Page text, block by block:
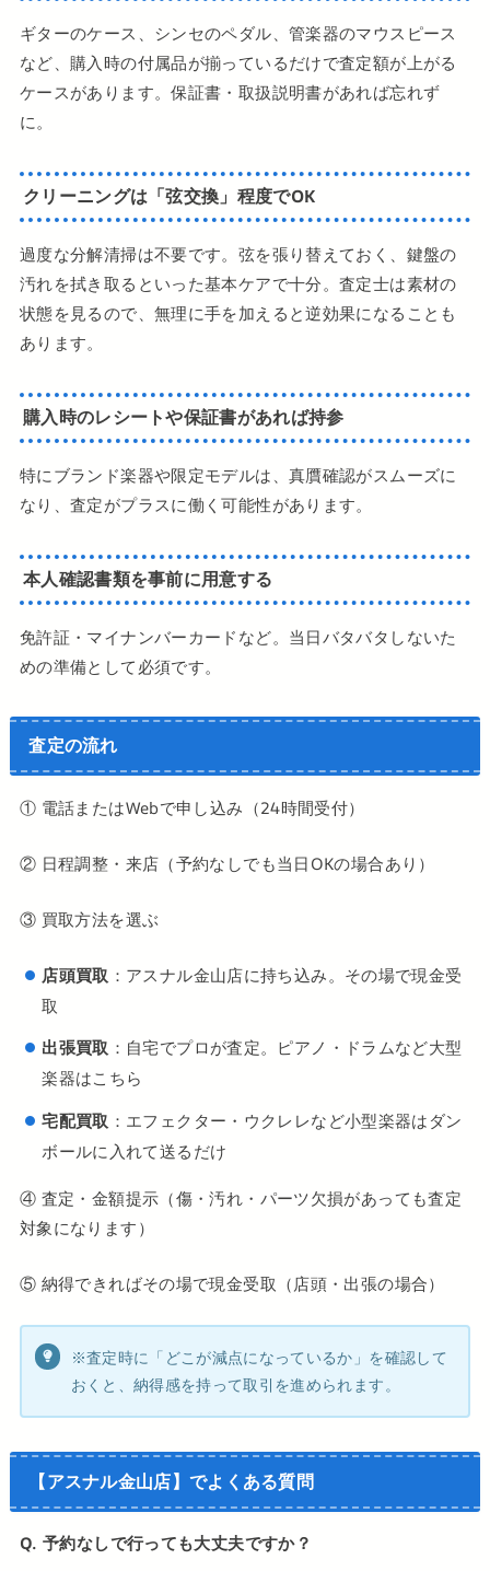
ギターのケース、シンセのペダル、管楽器のマウスピース
など、購入時の付属品が揃っているだけで査定額が上がる
ケースがあります。保証書・取扱説明書があれば忘れず
に。
クリーニングは「弦交換」程度でOK
過度な分解清掃は不要です。弦を張り替えておく、鍵盤の
汚れを拭き取るといった基本ケアで十分。査定士は素材の
状態を見るので、無理に手を加えると逆効果になることも
あります。
購入時のレシートや保証書があれば持参
特にブランド楽器や限定モデルは、真贋確認がスムーズに
なり、査定がプラスに働く可能性があります。
本人確認書類を事前に用意する
免許証・マイナンバーカードなど。当日バタバタしないた
めの準備として必須です。
査定の流れ
① 電話またはWebで申し込み（24時間受付）
② 日程調整・来店（予約なしでも当日OKの場合あり）
③ 買取方法を選ぶ
店頭買取 ：アスナル金山店に持ち込み。その場で現金受
取
出張買取：自宅でプロが査定。ピアノ・ドラムなど大型
楽器はこちら
宅配買取 ：エフェクター・ウクレレなど小型楽器はダン
ボールに入れて送るだけ
④ 査定・金額提示（傷・汚れ・パーツ欠損があっても査定
対象になります）
⑤ 納得できればその場で現金受取（店頭・出張の場合）
※査定時に「どこが減点になっているか」を確認して
おくと、納得感を持って取引を進められます。
【アスナル金山店】でよくある質問
Q. 予約なしで行っても大丈夫ですか？